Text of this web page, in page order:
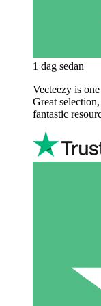
1 dag sedan
Vecteezy is
Great
fantastic